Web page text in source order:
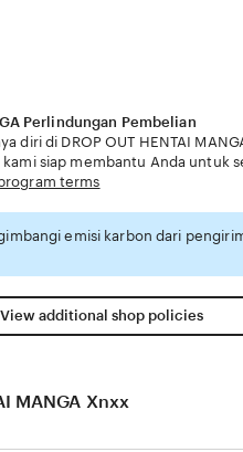
Perlindungan Pembelian
diri di DROP OUT HENTAI
kami siap membantu Anda untuk
terms
emisi karbon dari
View additional shop policies
MANGA Xnxx